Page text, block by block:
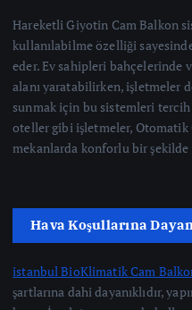
Hareketli Giyotin Cam Balkon
kullanılabilme özelliği
eder. Ev sahipleri bahçelerinde
alanı yaratabilirken, işletmeler
sunmak için bu sistemleri
oteller gibi işletmeler, Otomatik
mekanlarda konforlu bir
Hava Koşullarına
istanbul BioKlimatik Cam
şartlarına dahi dayanıklıdır,